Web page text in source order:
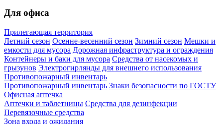
Для офиса
Прилегающая территория
Летний сезон Осенне-весенний сезон Зимний сезон Мешки и
емкости для мусора Дорожная инфраструктура и ограждения
Контейнеры и баки для мусора Средства от насекомых и
грызунов Электрогирлянды для внешнего использования
Противопожарный инвентарь
Противопожарный инвентарь Знаки безопасности по ГОСТУ
Офисная аптечка
Аптечки и таблетницы Средства для дезинфекции
Перевязочные средства
Зона входа и ожидания